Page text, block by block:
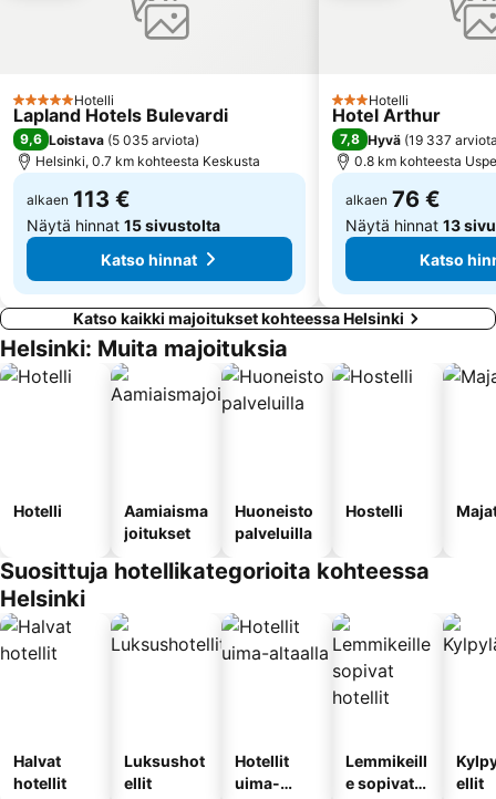
Kino Tapiola
Kämp Galleria
Helsingin tuomiokirkko
Helsingin musiikkitalo
Eteläsatama
5 Tähtiluokitus
Hotelli
Lapland Hotels Bulevardi
9,6 Loistava (5 035 arviota)
Helsinki, 0.7 km kohteesta Keskusta
alkaen 113 €
Näytä hinnat 15 sivustolta
Katso hinnat
3 Tähtiluokitus
Hotelli
Hotel Arthur
7,8 Hyvä (19 337
0.8 km kohteesta
alkaen 76 €
Näytä hinnat 13
Katso
Katso kaikki majoitukset kohteessa Helsinki
Helsinki: Muita majoituksia
Hotelli
Aamiaisma
joitukset
Huoneisto
palveluilla
Hostelli
Suosittuja hotellikategorioita kohteessa
Helsinki
Halvat
hotellit
Luksushot
ellit
Hotellit
uima-
Lemmikeill
e sopivat
ellit